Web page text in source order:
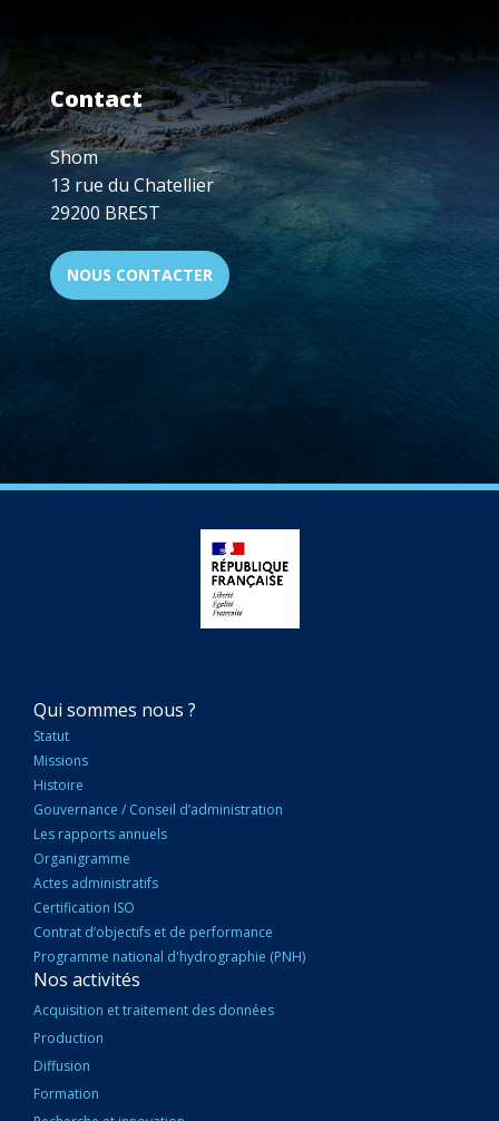
Contact
Shom
13 rue du Chatellier
29200 BREST
NOUS CONTACTER
NAVIGATION
PRINCIPALE
Qui sommes nous ?
Statut
Missions
Histoire
Gouvernance / Conseil d’administration
Les rapports annuels
Organigramme
Actes administratifs
Certification ISO
Contrat d’objectifs et de performance
Programme national d'hydrographie (PNH)
Nos activités
Acquisition et traitement des données
Production
Diffusion
Formation